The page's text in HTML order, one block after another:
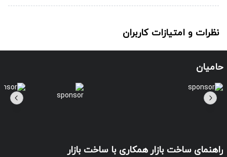
نظرات و امتیازات کاربران
حامیان
راهنمای ساخت بازارهمکاری با ساخت بازار